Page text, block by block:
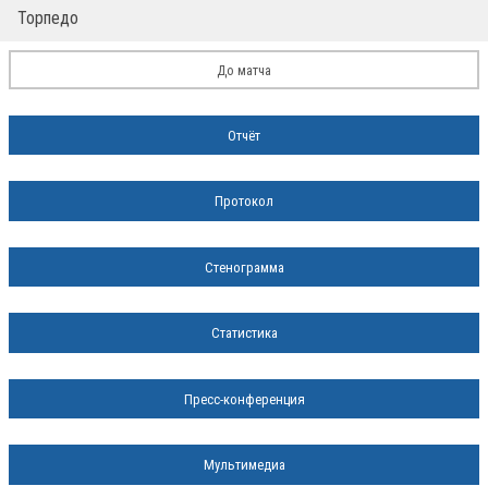
Торпедо
До матча
Отчёт
Протокол
Стенограмма
Статистика
Пресс-конференция
Мультимедиа